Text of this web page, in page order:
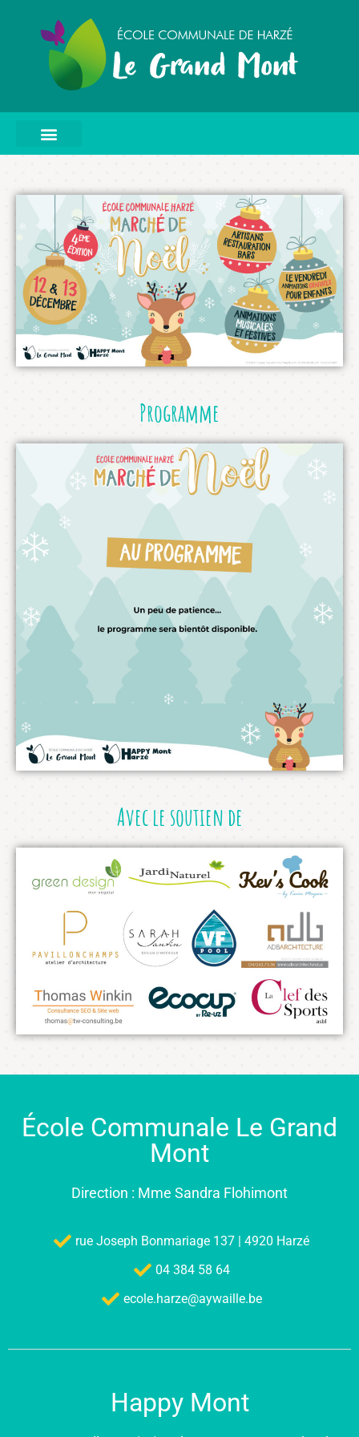
Programme
Avec le soutien de
École Communale Le Grand
Mont
Direction : Mme Sandra Flohimont
rue Joseph Bonmariage 137 | 4920 Harzé
04 384 58 64
ecole.harze@aywaille.be
Happy Mont